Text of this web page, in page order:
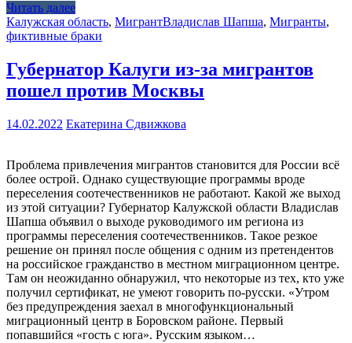
Читать далее
Калужская область, МигрантВладислав Шапша, Мигранты,
фиктивные браки
Губернатор Калуги из-за мигрантов
пошел против Москвы
14.02.2022 Екатерина Сдвижкова
Проблема привлечения мигрантов становится для России всё
более острой. Однако существующие программы вроде
переселения соотечественников не работают. Какой же выход
из этой ситуации? Губернатор Калужской области Владислав
Шапша объявил о выходе руководимого им региона из
программы переселения соотечественников. Такое резкое
решение он принял после общения с одним из претендентов
на российское гражданство в местном миграционном центре.
Там он неожиданно обнаружил, что некоторые из тех, кто уже
получил сертификат, не умеют говорить по-русски. «Утром
без предупреждения заехал в многофункциональный
миграционный центр в Боровском районе. Первый
попавшийся «гость с юга». Русским языком…